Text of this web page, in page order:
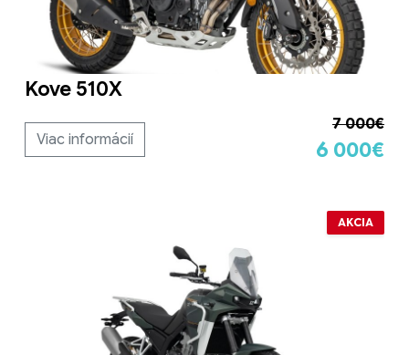
Kove 510X
Viac informácií
7 000€
6 000€
AKCIA